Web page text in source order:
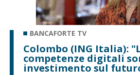
BANCAFORTE TV
Colombo (ING Italia):
competenze digitali
investimento sul